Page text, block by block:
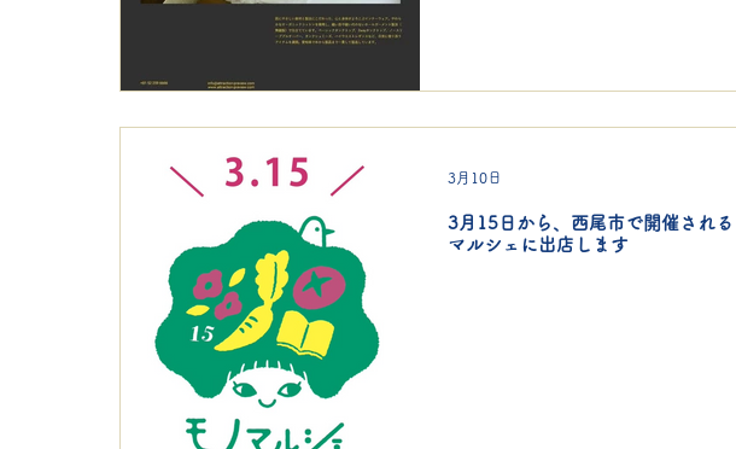
3月15日から、西尾市で開催され
マルシェに出店します
3月10日